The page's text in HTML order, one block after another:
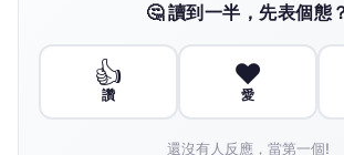
🤔 讀到一半，先表個態
👍
讚
❤️
愛
還沒有人反應，當第一個!